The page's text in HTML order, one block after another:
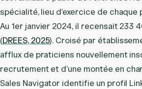
spécialité, lieu d’exercice de chaque
Au 1er janvier 2024, il recensait 233
(DREES, 2025). Croisé par
afflux de praticiens nouvellement
recrutement et d’une montée en
Sales Navigator identifie un profil